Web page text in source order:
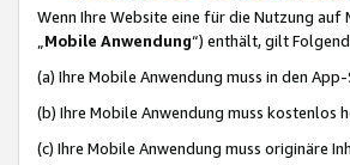
Wenn Ihre Website eine für die Nutzung
„Mobile Anwendung“) enthält, gilt
(a) Ihre Mobile Anwendung muss in den
(b) Ihre Mobile Anwendung muss
(c) Ihre Mobile Anwendung muss originäre